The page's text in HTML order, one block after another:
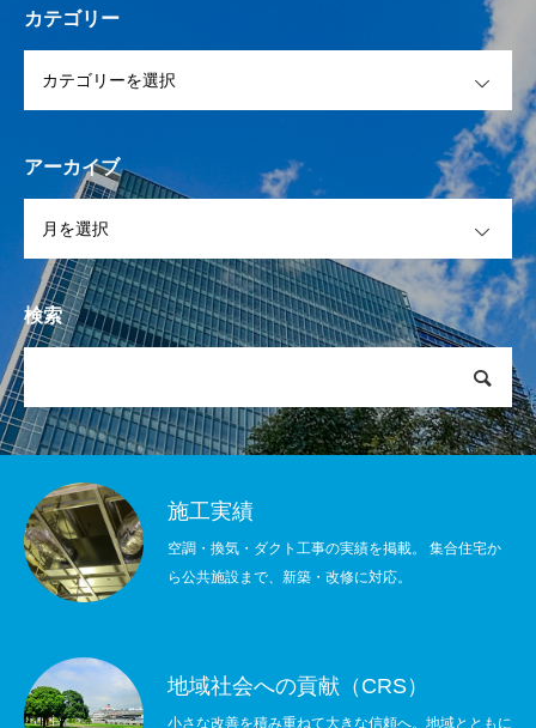
カテゴリー
アーカイブ
検索
施工実績
空調・換気・ダクト工事の実績を掲載。 集合住宅か
ら公共施設まで、新築・改修に対応。
地域社会への貢献（CRS）
小さな改善を積み重ねて大きな信頼へ。地域とともに